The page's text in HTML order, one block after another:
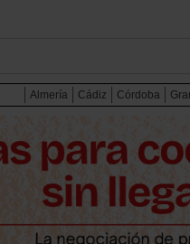
Almería Cádiz Córdoba